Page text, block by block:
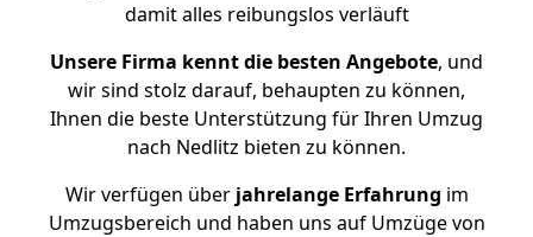
damit alles reibungslos verläuft
Unsere Firma kennt die besten Angebote, und
wir sind stolz darauf, behaupten zu können,
Ihnen die beste Unterstützung für Ihren Umzug
nach Nedlitz bieten zu können.
Wir verfügen überjahrelange Erfahrung im
Umzugsbereich und haben uns auf Umzüge von